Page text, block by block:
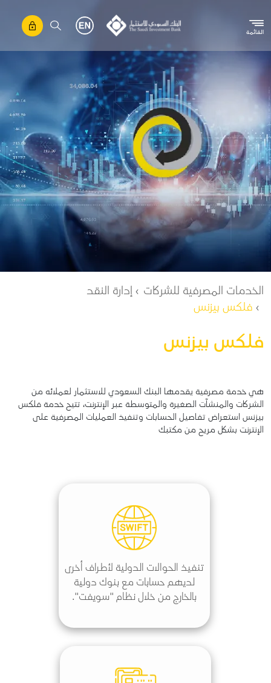
القائمة
مسار التنقل
الخدمات المصرفية للشركات
إدارة النقد
فلكس بيزنس
فلكس بيزنس
هي خدمة مصرفية يقدمها البنك السعودي للاستثمار لعملائه من
الشركات والمنشآت الصغيرة والمتوسطة عبر الإنترنت، تتيح خدمة فلكس
بيزنس استعراض تفاصيل الحسابات وتنفيذ العمليات المصرفية على
الإنترنت بشكل مريح من مكتبك
تنفيذ الحوالات الدولية لأطراف أخرى
لديهم حسابات مع بنوك دولية
بالخارج من خلال نظام "سويفت".